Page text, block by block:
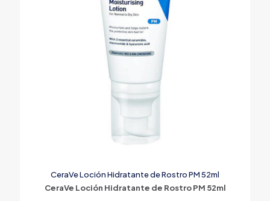
CeraVe Loción Hidratante de Rostro PM 52ml
CeraVe Loción Hidratante de Rostro PM 52ml